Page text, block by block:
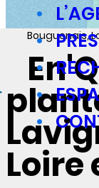
Bouguenais,
Loire